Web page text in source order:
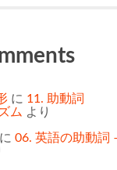
に 11. 助動詞
ム より
に 06. 英語の助動詞